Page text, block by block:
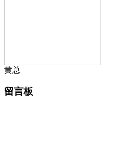
黄总
留言板